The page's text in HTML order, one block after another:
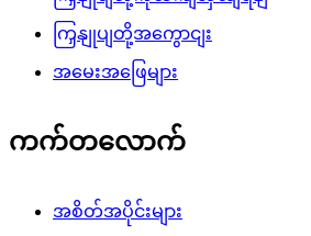
ကြှနျုပျတို့အကွောငျး
အမေးအဖြေများ
ကက်တလောက်
အစိတ်အပိုင်းများ